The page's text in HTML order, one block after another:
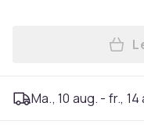
Ma., 10 aug. - fr., 14